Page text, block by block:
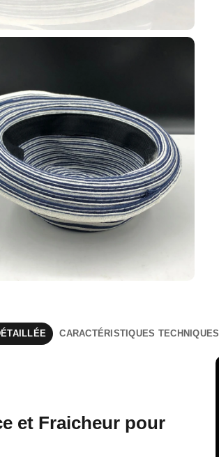
CARACTÉRISTIQUES TECHNIQUES
et Fraicheur pour